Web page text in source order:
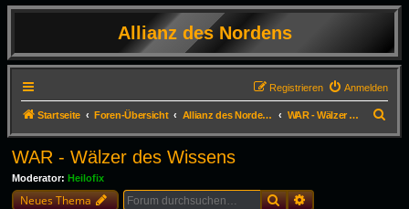
Allianz des Nordens
Anmelden
Registrieren
Startseite Foren-Übersicht Allianz des Nordens - die archivierten Foren WAR - Wälzer des Wissens
u
WAR - Wälzer des Wissens
Moderator: Heilofix
Neues Thema SucheErweiterte Suche